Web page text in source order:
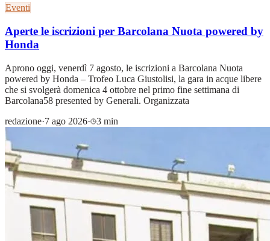
Eventi
Aperte le iscrizioni per Barcolana Nuota powered by
Honda
Aprono oggi, venerdì 7 agosto, le iscrizioni a Barcolana Nuota
powered by Honda – Trofeo Luca Giustolisi, la gara in acque libere
che si svolgerà domenica 4 ottobre nel primo fine settimana di
Barcolana58 presented by Generali. Organizzata
redazione·7 ago 2026· 3 min